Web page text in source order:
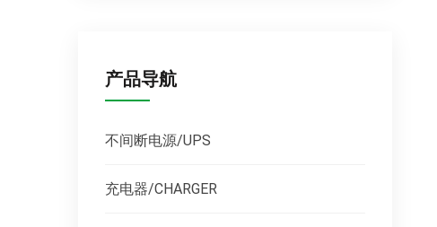
产品导航
不间断电源/UPS
充电器/CHARGER